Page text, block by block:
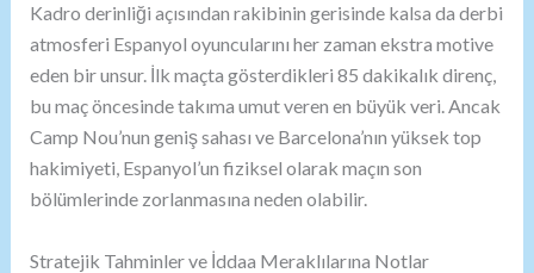
Kadro derinliği açısından rakibinin gerisinde kalsa da derbi
atmosferi Espanyol oyuncularını her zaman ekstra motive
eden bir unsur. İlk maçta gösterdikleri 85 dakikalık direnç,
bu maç öncesinde takıma umut veren en büyük veri. Ancak
Camp Nou’nun geniş sahası ve Barcelona’nın yüksek top
hakimiyeti, Espanyol’un fiziksel olarak maçın son
bölümlerinde zorlanmasına neden olabilir.
Stratejik Tahminler ve İddaa Meraklılarına Notlar